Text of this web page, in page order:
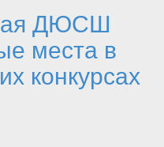
ДЮСШ
места в
конкурсах